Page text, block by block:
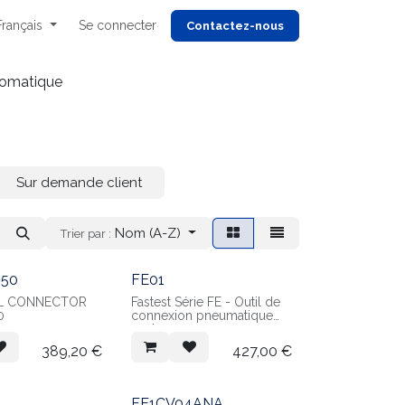
Se connecter Contactez-nous
Sur demande client
Trier par : Nom (A-Z)
CONNECTOR
389,20 €
FE01
Fastest Série FE - Outil de
connexion pneumatique
seul
Joint principal vendu
séparément
des diamètres de 38 à 50
427,00 €